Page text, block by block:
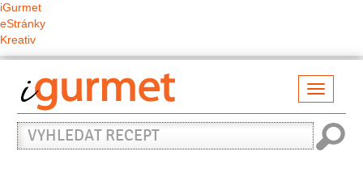
iGurmet
eStránky
Kreativ
Vyhledat
recept